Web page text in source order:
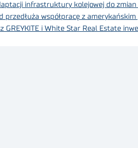
infrastruktury kolejowej do zmian
przedłuża współpracę z
GREYKITE i White Star Real Estate